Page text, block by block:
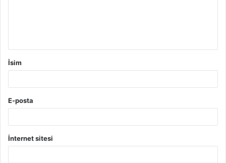
İsim
E-posta
İnternet sitesi